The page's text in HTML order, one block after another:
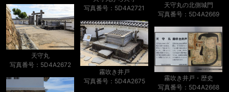
写真番号：5D4A2721
天守丸の北側城門
写真番号：5D4A2669
天守丸
写真番号：5D4A2672
霧吹き井戸
写真番号：5D4A2675
霧吹き井戸・歴史
写真番号：5D4A2668